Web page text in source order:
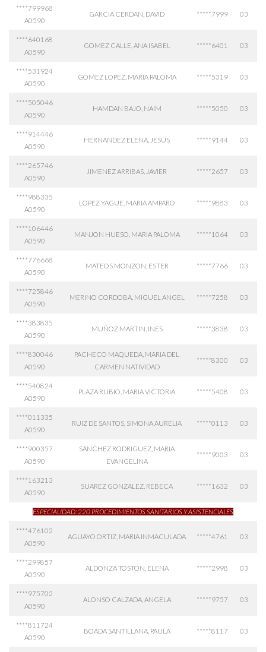
****799968
A0590
GARCIA CERDAN, DAVID *****7999 03
****640168
A0590
GOMEZ CALLE, ANA ISABEL *****6401 03
****531924
A0590
GOMEZ LOPEZ, MARIA PALOMA *****5319 03
****505046
A0590
HAMDAN BAJO, NAIM *****5050 03
****914446
A0590
HERNANDEZ ELENA, JESUS *****9144 03
****265746
A0590
JIMENEZ ARRIBAS, JAVIER *****2657 03
****988335
A0590
LOPEZ YAGUE, MARIA AMPARO *****9883 03
****106446
A0590
MANJON HUESO, MARIA PALOMA *****1064 03
****776668
A0590
MATEOS MONZON, ESTER *****7766 03
****725846
A0590
MERINO CORDOBA, MIGUEL ANGEL *****7258 03
****383835
A0590
MUÑOZ MARTIN, INES *****3838 03
****830046
A0590
PACHECO MAQUEDA, MARIA DEL
CARMEN NATIVIDAD
*****8300 03
****540824
A0590
PLAZA RUBIO, MARIA VICTORIA *****5408 03
****011335
A0590
RUIZ DE SANTOS, SIMONA AURELIA *****0113 03
****900357
A0590
SANCHEZ RODRIGUEZ, MARIA
EVANGELINA
*****9003 03
****163213
A0590
SUAREZ GONZALEZ, REBECA *****1632 03
ESPECIALIDAD: 220 PROCEDIMIENTOS SANITARIOS Y ASISTENCIALES
****476102
A0590
AGUAYO ORTIZ, MARIA INMACULADA *****4761 03
****299857
A0590
ALDONZA TOSTON, ELENA *****2998 03
****975702
A0590
ALONSO CALZADA, ANGELA *****9757 03
****811724
A0590
BOADA SANTILLANA, PAULA *****8117 03